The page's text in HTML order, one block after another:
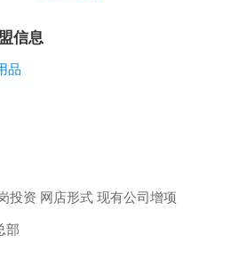
信息
品
投资 网店形式 现有公司增项
部